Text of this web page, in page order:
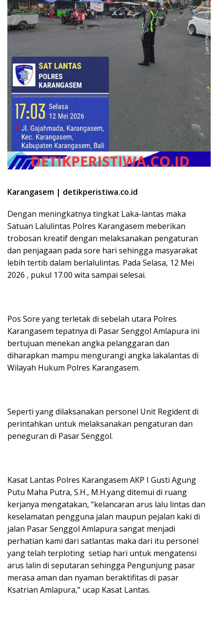
Karangasem | detikperistiwa.co.id
Dengan meningkatnya tingkat Laka-lantas maka
Satuan Lalulintas Polres Karangasem meberikan
trobosan kreatif dengan melaksanakan pengaturan
dan penjagaan pada sore hari sehingga masyarakat
lebih tertib dalam berlalulintas. Pada Selasa, 12 Mei
2026 , pukul 17.00 wita sampai selesai.
Pos Sore yang terletak di sebelah utara Polres
Karangasem tepatnya di Pasar Senggol Amlapura ini
bertujuan menekan angka pelanggaran dan
diharapkan mampu mengurangi angka lakalantas di
Wilayah Hukum Polres Karangasem.
Seperti yang dilaksanakan personel Unit Regident di
perintahkan untuk melaksanakan pengaturan dan
peneguran di Pasar Senggol.
Kasat Lantas Polres Karangasem AKP I Gusti Agung
Putu Maha Putra, S.H., M.H.yang ditemui di ruang
kerjanya mengatakan, “kelancaran arus lalu lintas dan
keselamatan pengguna jalan maupun pejalan kaki di
jalan Pasar Senggol Amlapura sangat menjadi
perhatian kami dari satlantas maka dari itu personel
yang telah terploting setiap hari untuk mengatensi
arus lalin di seputaran sehingga Pengunjung pasar
merasa aman dan nyaman beraktifitas di pasar
Ksatrian Amlapura,” ucap Kasat Lantas.